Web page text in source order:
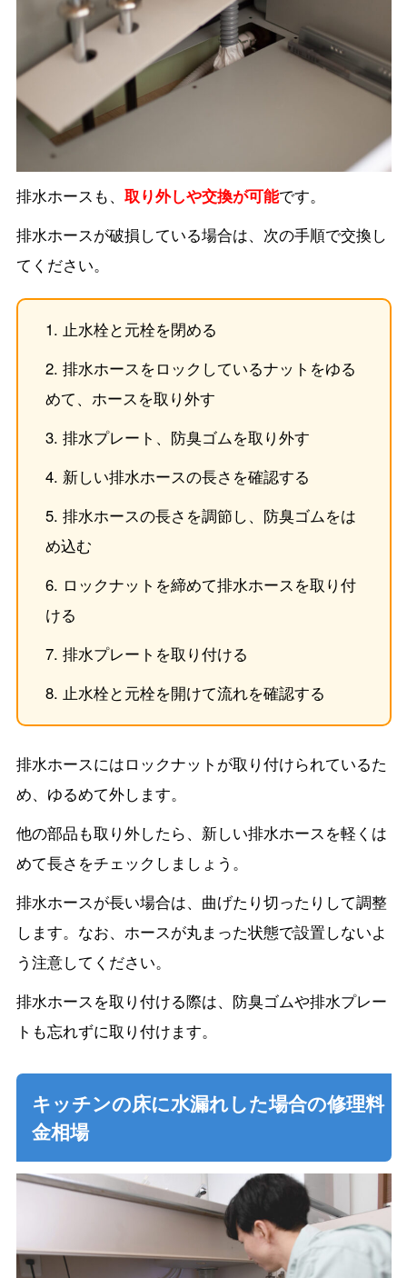
排水ホースも、 取り外しや交換が可能です。
排水ホースが破損している場合は、次の手順で交換し
てください。
止水栓と元栓を閉める
排水ホースをロックしているナットをゆる
めて、ホースを取り外す
排水プレート、防臭ゴムを取り外す
新しい排水ホースの長さを確認する
排水ホースの長さを調節し、防臭ゴムをは
め込む
ロックナットを締めて排水ホースを取り付
ける
排水プレートを取り付ける
止水栓と元栓を開けて流れを確認する
排水ホースにはロックナットが取り付けられているた
め、ゆるめて外します。
他の部品も取り外したら、新しい排水ホースを軽くは
めて長さをチェックしましょう。
排水ホースが長い場合は、曲げたり切ったりして調整
します。なお、ホースが丸まった状態で設置しないよ
う注意してください。
排水ホースを取り付ける際は、防臭ゴムや排水プレー
トも忘れずに取り付けます。
キッチンの床に水漏れした場合の修理料
金相場